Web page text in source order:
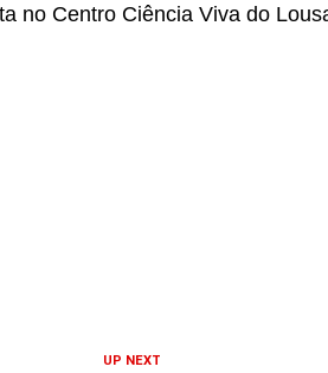
no Centro Ciência Viva do
UP NEXT